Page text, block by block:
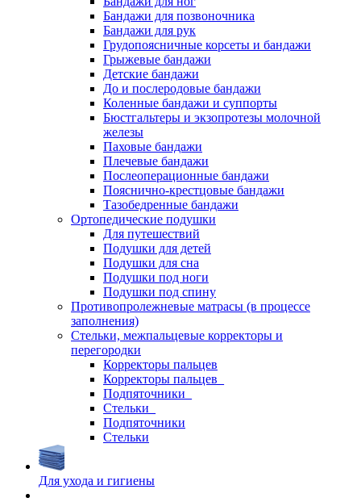
Бандажи для позвоночника
Бандажи для рук
Грудопоясничные корсеты и бандажи
Грыжевые бандажи
Детские бандажи
До и послеродовые бандажи
Коленные бандажи и суппорты
Бюстгальтеры и экзопротезы молочной
железы
Паховые бандажи
Плечевые бандажи
Послеоперационные бандажи
Пояснично-крестцовые бандажи
Тазобедренные бандажи
Ортопедические подушки
Для путешествий
Подушки для детей
Подушки для сна
Подушки под ноги
Подушки под спину
Противопролежневые матрасы (в процессе
заполнения)
Стельки, межпальцевые корректоры и
перегородки
Корректоры пальцев
Корректоры пальцев_
Подпяточники_
Стельки_
Подпяточники
Стельки
Для ухода и гигиены